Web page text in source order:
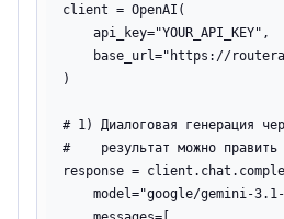
client = OpenAI(
    api_key="YOUR_API_KEY",
base_url="https://
)
# 1) Диалоговая генерация
#    результат можно править
response =
model="google/gemini-